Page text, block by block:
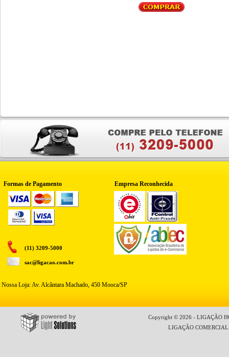
Formas de Pagamento Empresa Reconhecida
(11) 3209-5000
sac@ligacao.com.br
Nossa Loja: Av. Alcântara Machado, 450 Mooca/SP
Copyright © 2026 - LIGAÇÃO
LIGAÇÃO